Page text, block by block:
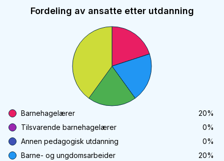
Fordeling av ansatte etter utdanning
Barnehagelærer 20%
Tilsvarende barnehagelærer
0%
Annen pedagogisk utdanning
0%
Barne- og ungdomsarbeider
20%